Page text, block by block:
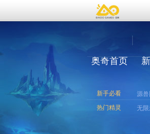
奥奇首页
新手必看 源兽
热门精灵
无